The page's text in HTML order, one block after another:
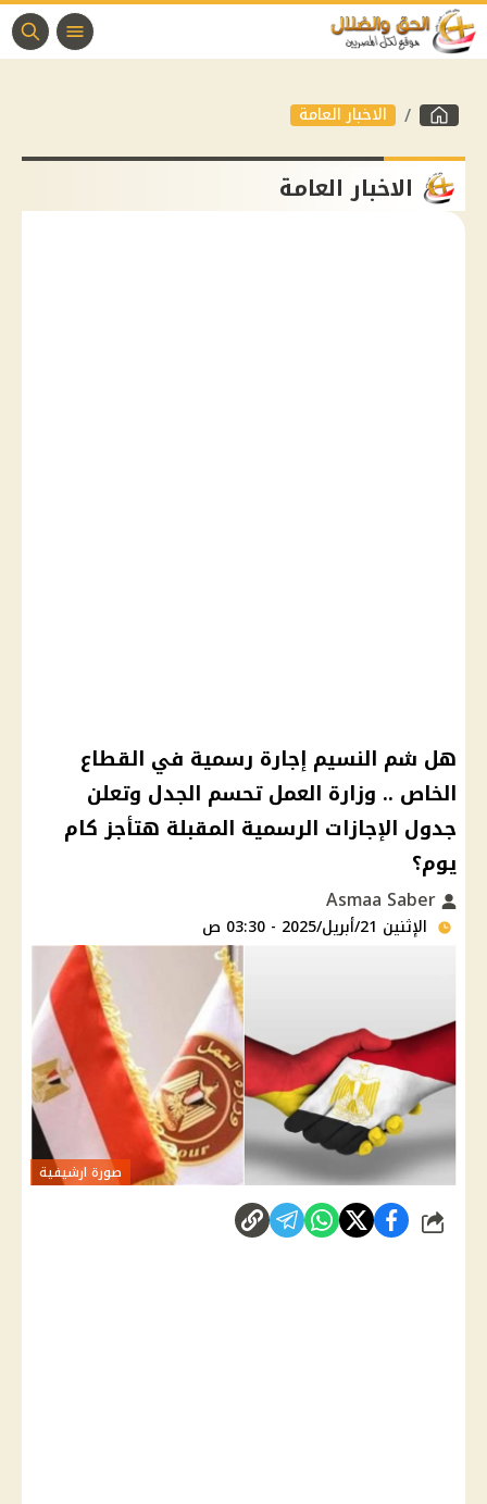
الاخبار العامة
الاخبار العامة
هل شم النسيم إجارة رسمية في القطاع
الخاص .. وزارة العمل تحسم الجدل وتعلن
جدول الإجازات الرسمية المقبلة هتأجز كام
يوم؟
الإثنين 21/أبريل/2025 - 03:30 ص
صورة ارشيفية
شارك